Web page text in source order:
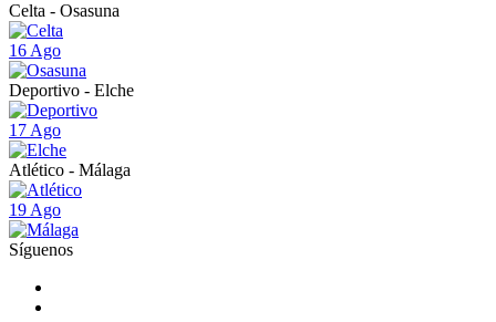
Celta - Osasuna
16 Ago
Deportivo - Elche
17 Ago
Atlético - Málaga
19 Ago
Síguenos